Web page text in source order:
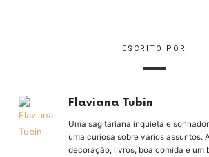
ESCRITO POR
Flaviana Tubin
Uma sagitariana inquieta e
uma curiosa sobre vários assuntos.
decoração, livros, boa comida e um